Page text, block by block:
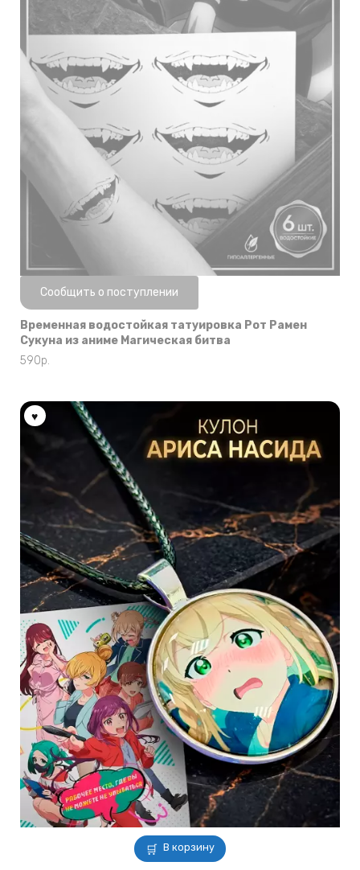
Нет в наличии
Сообщить о поступлении
Временная водостойкая татуировка Рот Рамен
Сукуна из аниме Магическая битва
590р.
В корзину